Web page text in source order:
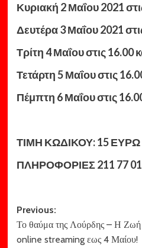
Κυριακή 2 Μαΐου 2021
Δευτέρα 3 Μαΐου 2021
Τρίτη 4 Μαΐου στις 16.00
Τετάρτη 5 Μαΐου στις
Πέμπτη 6 Μαΐου στις
ΤΙΜΗ ΚΩΔΙΚΟΥ: 15 ΕΥΡΩ
ΠΛΗΡΟΦΟΡΙΕΣ 211 77 01
Post
navigation
Previous:
Το θαύμα της Λούρδης – Η Ζωή
online streaming εως 4 Μαίου!